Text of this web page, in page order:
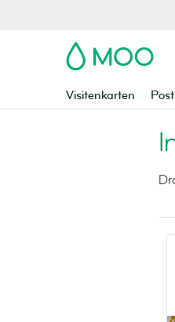
MOO
Visitenkarten